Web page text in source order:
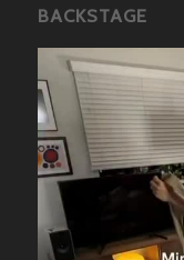
BACKSTAGE